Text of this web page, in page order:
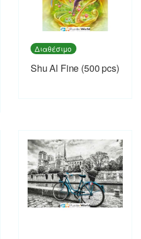
Διαθέσιμο
Shu Al Fine (500 pcs)